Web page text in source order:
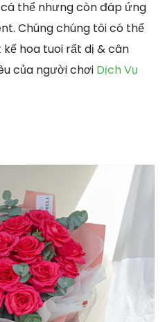
thể nhưng còn đáp ứng
Chúng chúng tôi có thể
hoa tuoi rất dị & cân
của người chơi Dịch Vụ